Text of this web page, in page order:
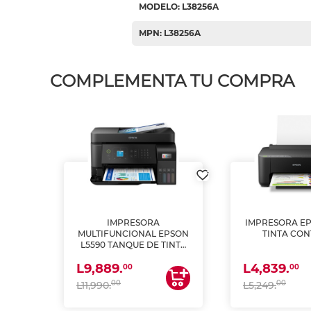
MODELO: L38256A
MPN: L38256A
COMPLEMENTA TU COMPRA
IMPRESORA
MULTIFUNCIONAL EPSON
L5590 TANQUE DE TINTA
ESCANEA)
L9,889.00
L11,990.00
IMPRESORA
TINTA
L4,839.00
L5,249.00